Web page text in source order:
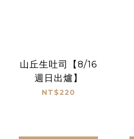
山丘生吐司【8/16
週日出爐】
NT$220